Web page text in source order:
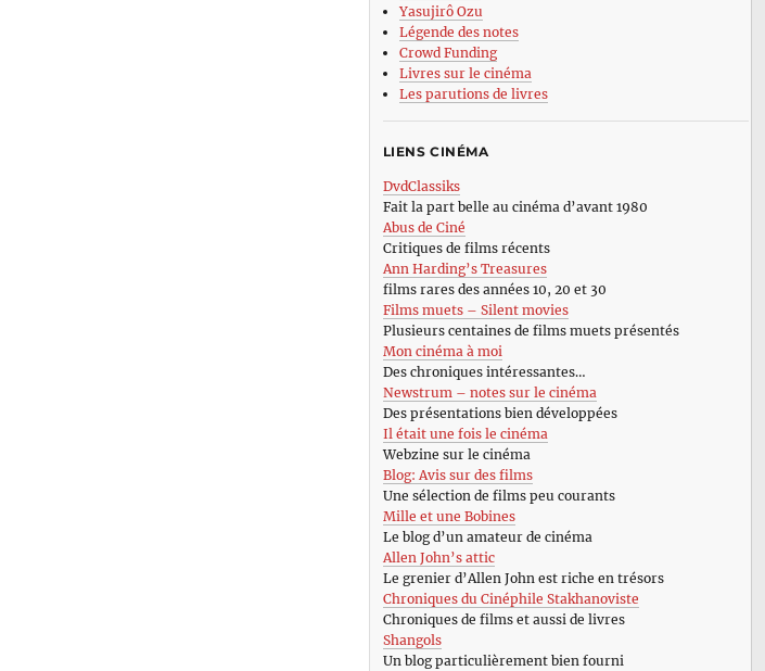
Yasujirô Ozu
Légende des notes
Crowd Funding
Livres sur le cinéma
Les parutions de livres
LIENS CINÉMA
DvdClassiks
Fait la part belle au cinéma d’avant 1980
Abus de Ciné
Critiques de films récents
Ann Harding’s Treasures
films rares des années 10, 20 et 30
Films muets – Silent movies
Plusieurs centaines de films muets présentés
Mon cinéma à moi
Des chroniques intéressantes…
Newstrum – notes sur le cinéma
Des présentations bien développées
Il était une fois le cinéma
Webzine sur le cinéma
Blog: Avis sur des films
Une sélection de films peu courants
Mille et une Bobines
Le blog d’un amateur de cinéma
Allen John’s attic
Le grenier d’Allen John est riche en trésors
Chroniques du Cinéphile Stakhanoviste
Chroniques de films et aussi de livres
Shangols
Un blog particulièrement bien fourni